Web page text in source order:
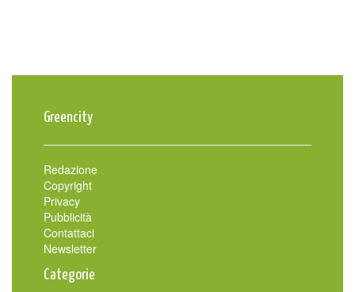
Greencity
Redazione
Copyright
Privacy
Pubblicità
Contattaci
Newsletter
Categorie